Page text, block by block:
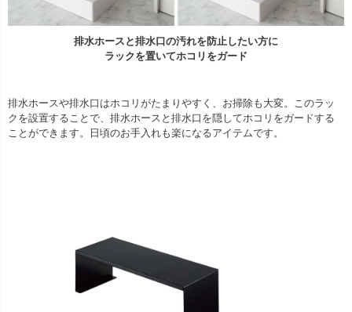
排水ホースと排水口の汚れを防止したい方に
ラックを置いてホコリをガード
排水ホースや排水口はホコリがたまりやすく、お掃除も大変。このラッ
クを設置することで、排水ホースと排水口を隠してホコリをガードする
ことができます。日頃のお手入れも楽になるアイテムです。